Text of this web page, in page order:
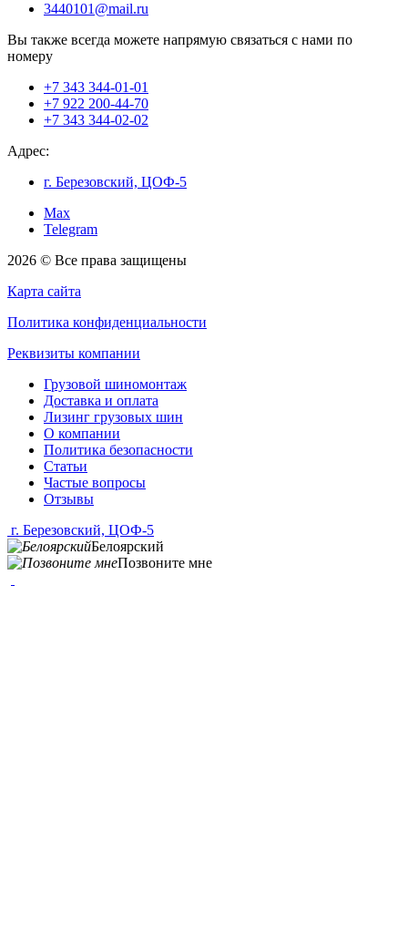
3440101@mail.ru
Вы также всегда можете напрямую связаться с нами по
номеру
+7 343 344-01-01
+7 922 200-44-70
+7 343 344-02-02
Адрес:
г. Березовский, ЦОФ-5
Max
Telegram
2026 © Все права защищены
Карта сайта
Политика конфиденциальности
Реквизиты компании
Грузовой шиномонтаж
Доставка и оплата
Лизинг грузовых шин
О компании
Политика безопасности
Статьи
Частые вопросы
Отзывы
г. Березовский, ЦОФ-5
Белоярский
Позвоните мне